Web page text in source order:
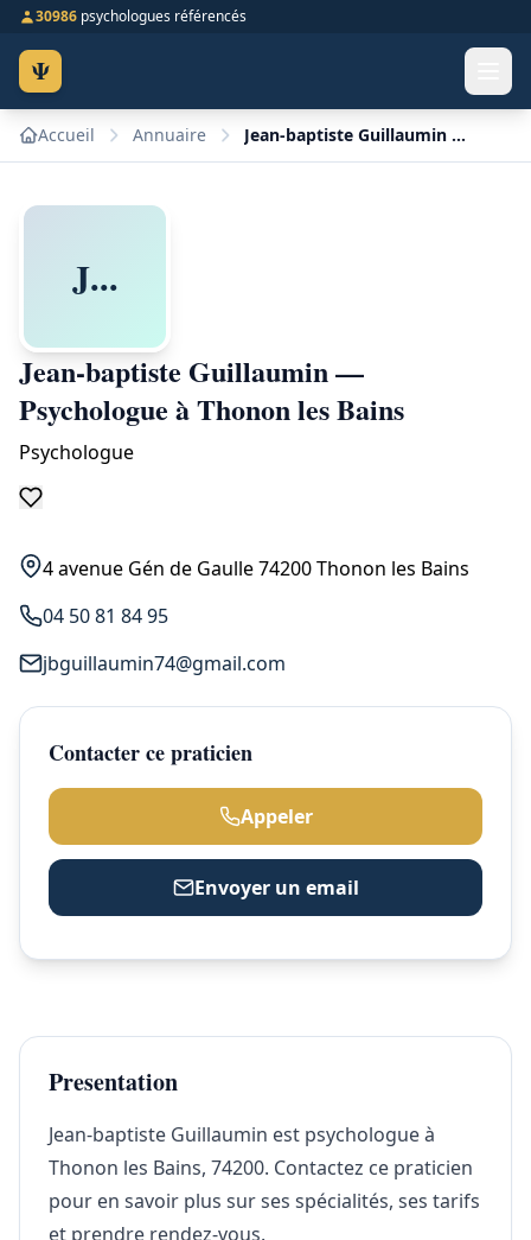
30986 psychologues référencés
Ψ
Accueil Annuaire Jean-baptiste Guillaumin — Psychologue à Thonon les Bains
J...
Jean-baptiste Guillaumin —
Psychologue à Thonon les Bains
Psychologue
4 avenue Gén de Gaulle 74200 Thonon les Bains
04 50 81 84 95
jbguillaumin74@gmail.com
Contacter ce praticien
Appeler
Envoyer un email
Presentation
Jean-baptiste Guillaumin est psychologue à
Thonon les Bains, 74200. Contactez ce praticien
pour en savoir plus sur ses spécialités, ses tarifs
et prendre rendez-vous.